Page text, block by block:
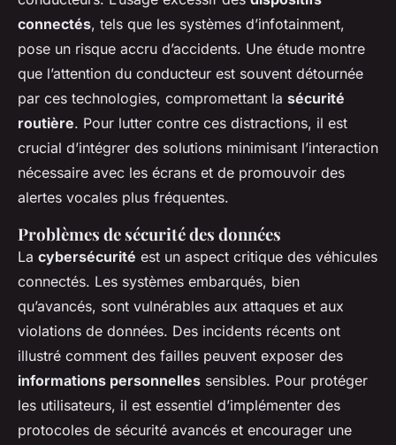
connectés, tels que les systèmes d’infotainment,
pose un risque accru d’accidents. Une étude montre
que l’attention du conducteur est souvent détournée
par ces technologies, compromettant la sécurité
routière. Pour lutter contre ces distractions, il est
crucial d’intégrer des solutions minimisant l’interaction
nécessaire avec les écrans et de promouvoir des
alertes vocales plus fréquentes.
Problèmes de sécurité des données
La cybersécurité est un aspect critique des véhicules
connectés. Les systèmes embarqués, bien
qu’avancés, sont vulnérables aux attaques et aux
violations de données. Des incidents récents ont
illustré comment des failles peuvent exposer des
informations personnelles sensibles. Pour protéger
les utilisateurs, il est essentiel d’implémenter des
protocoles de sécurité avancés et encourager une